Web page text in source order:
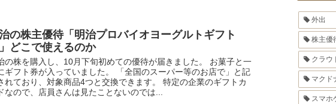
の株主優待「明治プロバイオヨーグルトギフト
どこで使えるのか
の株を購入し、10月下旬初めての優待が届きました。 お菓子と一
ギフト券が入っていました。 「全国のスーパー等のお店で」と記
れており、対象商品4つと交換できます。 特定の企業のギフトカ
なので、店員さんは見たことないのでは...
外出
株主優
クラウ
マクド
スマホ